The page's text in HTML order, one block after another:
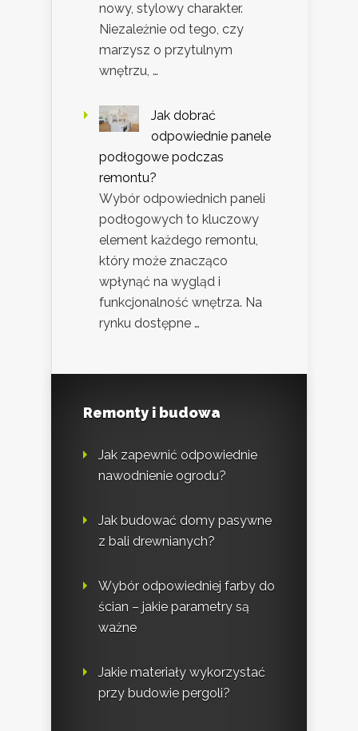
nowy, stylowy charakter.
Niezależnie od tego, czy
marzysz o przytulnym
wnętrzu, …
Jak dobrać
odpowiednie panele
podłogowe podczas
remontu?
Wybór odpowiednich paneli
podłogowych to kluczowy
element każdego remontu,
który może znacząco
wpłynąć na wygląd i
funkcjonalność wnętrza. Na
rynku dostępne …
Remonty i budowa
Jak zapewnić odpowiednie
nawodnienie ogrodu?
Jak budować domy pasywne
z bali drewnianych?
Wybór odpowiedniej farby do
ścian – jakie parametry są
ważne
Jakie materiały wykorzystać
przy budowie pergoli?